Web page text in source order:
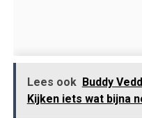
Lees ook Buddy
Kijken iets wat bijna